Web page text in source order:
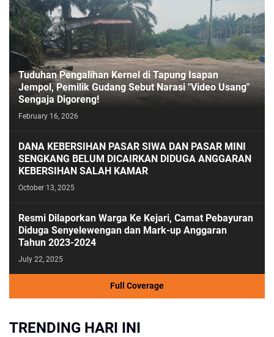
Tuduhan Pengalihan Kernel di Tapung Isapan
Jempol, Pemilik Gudang Sebut Narasi "Video Usang"
Sengaja Digoreng!
February 16, 2026
DANA KEBERSIHAN PASAR SIWA DAN PASAR MINI
SENGKANG BELUM DICAIRKAN DIDUGA ANGGARAN
KEBERSIHAN SALAH KAMAR
October 13, 2025
Resmi Dilaporkan Warga Ke Kejari, Camat Pebayuran
Diduga Senyelewengan dan Mark-up Anggaran
Tahun 2023-2024
July 22, 2025
Full Coverage
TRENDING HARI INI